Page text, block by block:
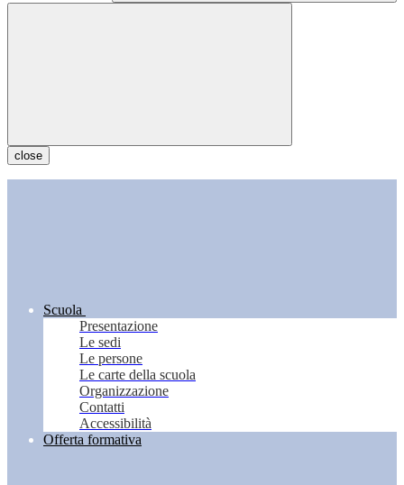
close
Scuola
Presentazione
Le sedi
Le persone
Le carte della scuola
Organizzazione
Contatti
Accessibilità
Offerta formativa